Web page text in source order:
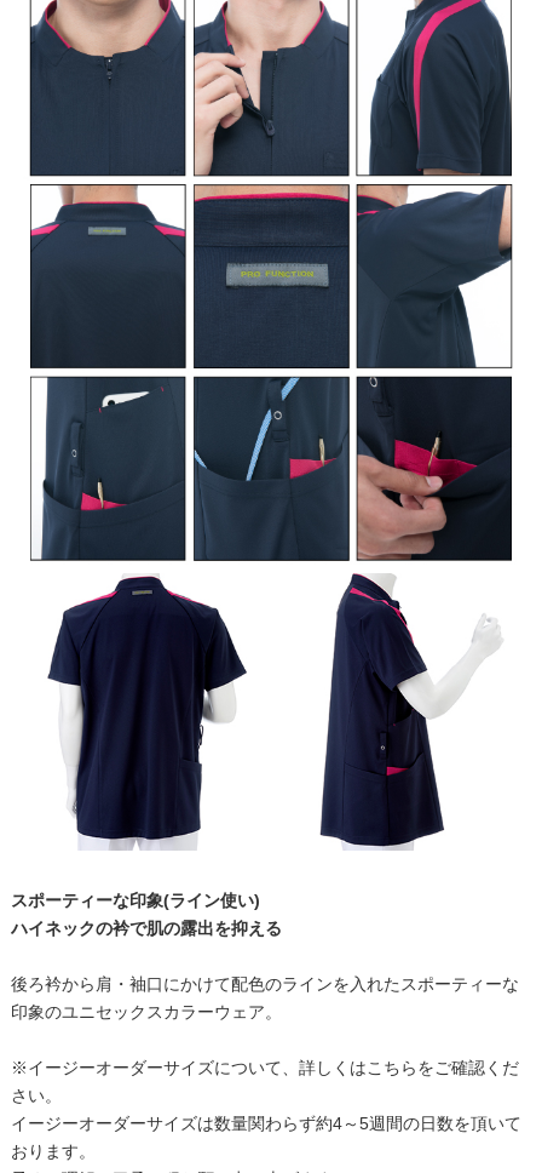
スポーティーな印象(ライン使い)
ハイネックの衿で肌の露出を抑える
後ろ衿から肩・袖口にかけて配色のラインを入れたスポーティーな
印象のユニセックスカラーウェア。
※イージーオーダーサイズについて、詳しくはこちらをご確認くだ
さい。
イージーオーダーサイズは数量関わらず約4～5週間の日数を頂いて
おります。